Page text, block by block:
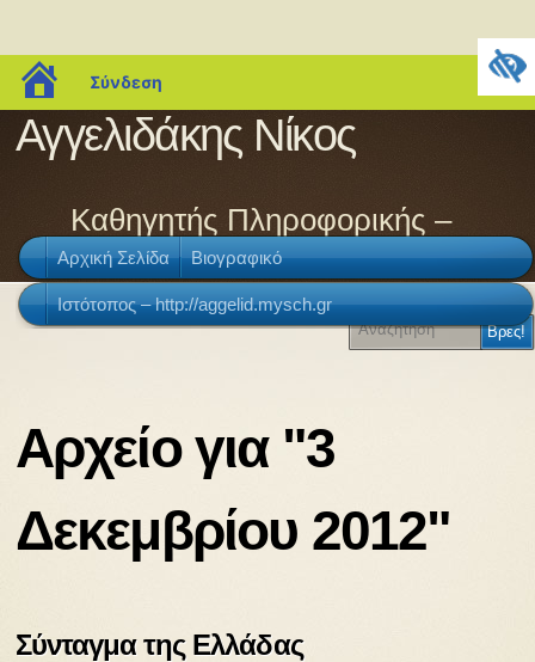
blogs.sch.gr
Σύνδεση
Αγγελιδάκης Νίκος
Καθηγητής Πληροφορικής –
ΠΕ86
Αρχική Σελίδα Βιογραφικό
Ιστότοπος – http://aggelid.mysch.gr
Αρχείο για "3
Δεκεμβρίου 2012"
Σύνταγμα της Ελλάδας